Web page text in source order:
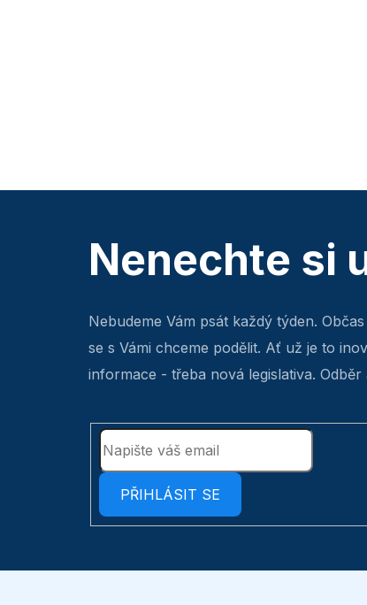
Nenechte si
Nebudeme Vám psát každý týden.
se s Vámi chceme podělit. Ať už je to
informace - třeba nová legislativa.
PŘIHLÁSIT SE